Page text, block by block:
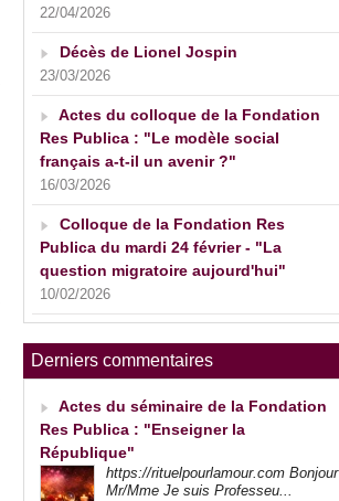
22/04/2026
Décès de Lionel Jospin
23/03/2026
Actes du colloque de la Fondation
Res Publica : "Le modèle social
français a-t-il un avenir ?"
16/03/2026
Colloque de la Fondation Res
Publica du mardi 24 février - "La
question migratoire aujourd'hui"
10/02/2026
Derniers commentaires
Actes du séminaire de la Fondation
Res Publica : "Enseigner la
République"
https://rituelpourlamour.com Bonjour
Mr/Mme Je suis Professeu...